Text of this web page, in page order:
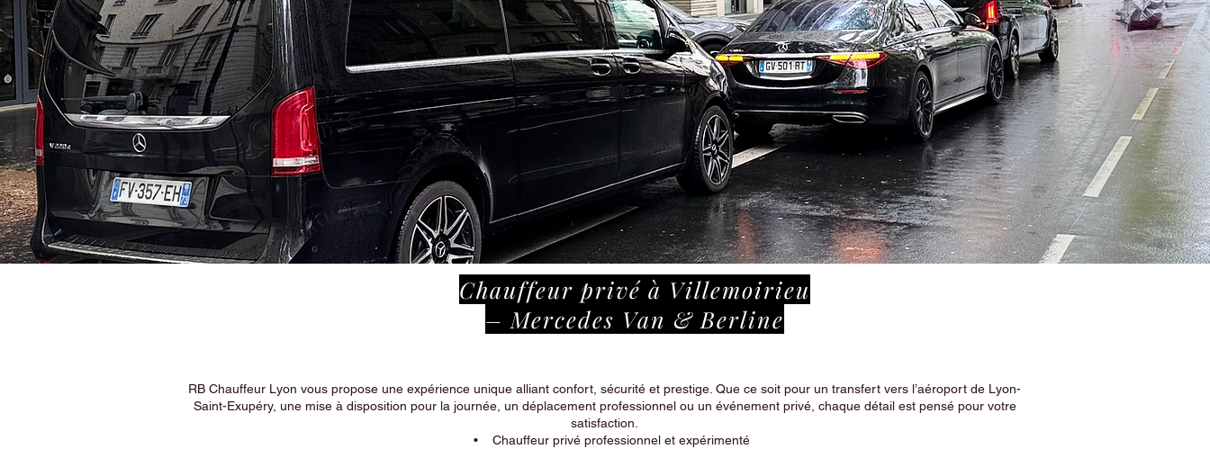
Chauffeur privé à Villemoirieu
– Mercedes Van & Berline
RB Chauffeur Lyon vous propose une expérience unique alliant confort, sécurité et prestige. Que ce soit pour un transfert vers l’aéroport de Lyon-
Saint-Exupéry, une mise à disposition pour la journée, un déplacement professionnel ou un événement privé, chaque détail est pensé pour votre
satisfaction.
• Chauffeur privé professionnel et expérimenté